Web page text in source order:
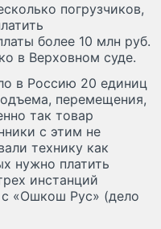
погрузчиков,
более 10 млн руб.
в Верховном суде.
в Россию 20 единиц
перемещения,
так товар
с этим не
технику как
нужно платить
инстанций
с «Ошкош Рус» (дело